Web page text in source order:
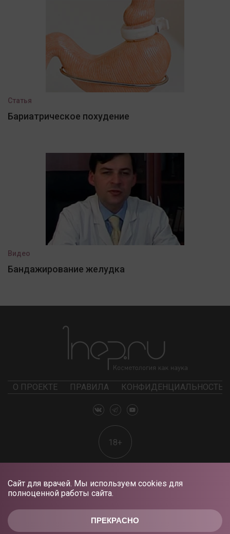
ПРЕКРАСНО
Сайт для врачей. Мы используем cookies для
полноценной работы сайта.
Статья
Бариатрическое похудение
Видео
Бандажирование желудка
О ПРОЕКТЕ ПРАВИЛА КОНФИДЕНЦИАЛЬНОСТЬ
18+